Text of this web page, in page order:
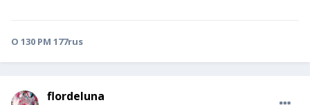
О 130 РМ 177rus
flordeluna